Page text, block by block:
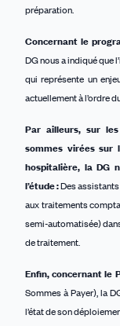
préparation.
Concernant le
DG nous a indiqué que
qui représente un
actuellement à l’ordre
Par ailleurs, sur
sommes virées
hospitalière, la DG
l’étude :Des
aux traitements
semi-automatisée)
de traitement.
Enfin, concernant le
Sommes à Payer), la
l’état de son